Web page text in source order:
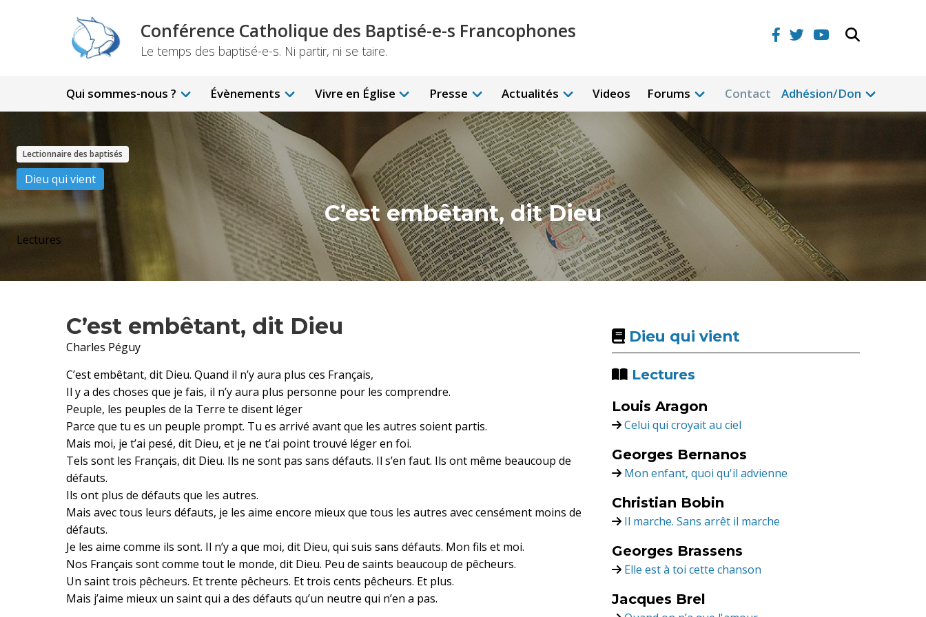
Conférence Catholique des Baptisé-e-s Francophones
Le temps des baptisé-e-s. Ni partir, ni se taire.
Main
navigation
Qui sommes-nous ? Évènements Vivre en Église Presse Actualités Videos Forums Contact Adhésion/Don
Lectionnaire des baptisés
Dieu qui vient
C’est embêtant, dit Dieu
Lectures
C’est embêtant, dit Dieu
Charles Péguy
C’est embêtant, dit Dieu. Quand il n’y aura plus ces Français,
Il y a des choses que je fais, il n’y aura plus personne pour les comprendre.
Peuple, les peuples de la Terre te disent léger
Parce que tu es un peuple prompt. Tu es arrivé avant que les autres soient partis.
Mais moi, je t’ai pesé, dit Dieu, et je ne t’ai point trouvé léger en foi.
Tels sont les Français, dit Dieu. Ils ne sont pas sans défauts. Il s’en faut. Ils ont même beaucoup de
défauts.
Ils ont plus de défauts que les autres.
Mais avec tous leurs défauts, je les aime encore mieux que tous les autres avec censément moins de
défauts.
Je les aime comme ils sont. Il n’y a que moi, dit Dieu, qui suis sans défauts. Mon fils et moi.
Nos Français sont comme tout le monde, dit Dieu. Peu de saints beaucoup de pêcheurs.
Un saint trois pêcheurs. Et trente pêcheurs. Et trois cents pêcheurs. Et plus.
Mais j’aime mieux un saint qui a des défauts qu’un neutre qui n’en a pas.
Dieu qui vient
Lectures
Louis Aragon
Celui qui croyait au ciel
Georges Bernanos
Mon enfant, quoi qu'il advienne
Christian Bobin
Il marche. Sans arrêt il marche
Georges Brassens
Elle est à toi cette chanson
Jacques Brel